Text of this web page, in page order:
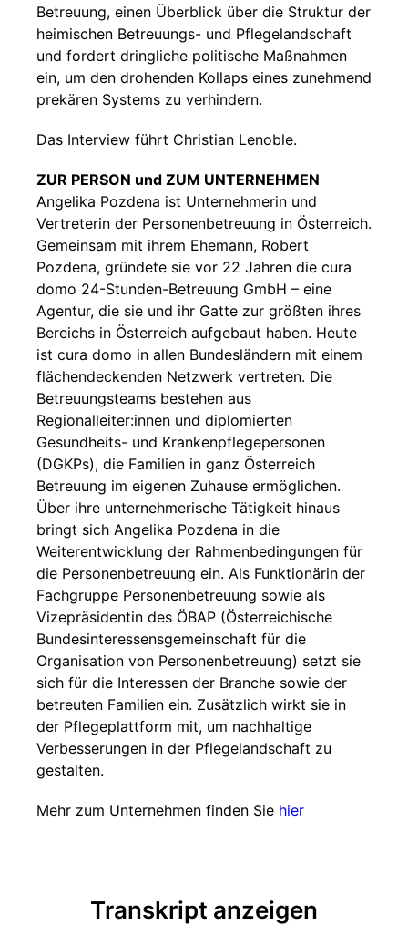
Betreuung, einen Überblick über die Struktur der
heimischen Betreuungs- und Pflegelandschaft
und fordert dringliche politische Maßnahmen
ein, um den drohenden Kollaps eines zunehmend
prekären Systems zu verhindern.
Das Interview führt Christian Lenoble.
ZUR PERSON und ZUM UNTERNEHMEN
Angelika Pozdena ist Unternehmerin und
Vertreterin der Personenbetreuung in Österreich.
Gemeinsam mit ihrem Ehemann, Robert
Pozdena, gründete sie vor 22 Jahren die cura
domo 24-Stunden-Betreuung GmbH – eine
Agentur, die sie und ihr Gatte zur größten ihres
Bereichs in Österreich aufgebaut haben. Heute
ist cura domo in allen Bundesländern mit einem
flächendeckenden Netzwerk vertreten. Die
Betreuungsteams bestehen aus
Regionalleiter:innen und diplomierten
Gesundheits- und Krankenpflegepersonen
(DGKPs), die Familien in ganz Österreich
Betreuung im eigenen Zuhause ermöglichen.
Über ihre unternehmerische Tätigkeit hinaus
bringt sich Angelika Pozdena in die
Weiterentwicklung der Rahmenbedingungen für
die Personenbetreuung ein. Als Funktionärin der
Fachgruppe Personenbetreuung sowie als
Vizepräsidentin des ÖBAP (Österreichische
Bundesinteressensgemeinschaft für die
Organisation von Personenbetreuung) setzt sie
sich für die Interessen der Branche sowie der
betreuten Familien ein. Zusätzlich wirkt sie in
der Pflegeplattform mit, um nachhaltige
Verbesserungen in der Pflegelandschaft zu
gestalten.
Mehr zum Unternehmen finden Sie hier
Transkript anzeigen